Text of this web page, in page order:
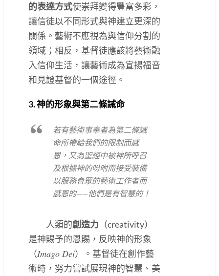
的表達方式使崇拜變得豐富多彩，
讓信徒以不同形式與神建立更深的
關係。藝術不應視為與信仰分割的
領域；相反，基督徒應該將藝術融
入信仰生活，讓藝術成為宣揚福音
和見證基督的一個途徑。
3. 神的形象與第二條誡命
若有藝術事奉者為第二條誡
命所帶給我們的限制而感
恩，又為聖經中被神所呼召
及根據神的吩咐而接受裝備
以服務會眾的藝術工作者而
感恩的——他們是有智慧的！
人類的創造力 （creativity）
是神賜予的恩賜，反映神的形象
（Imago Dei）。基督徒在創作藝
術時，努力嘗試展現神的智慧、美